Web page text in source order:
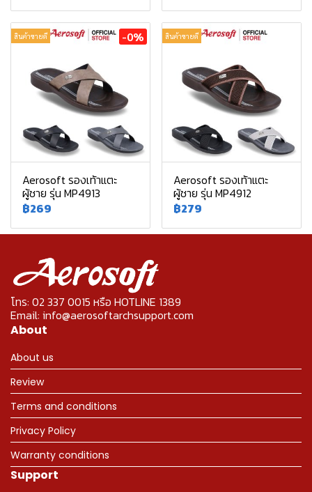
สินค้าขายดี -0%
Aerosoft รองเท้าแตะ
ผู้ชาย รุ่น MP4913
฿269
สินค้าขายดี
Aerosoft รองเท้าแตะ
ผู้ชาย รุ่น MP4912
฿279
โทร: 02 337 0015 หรือ HOTLINE 1389
Email: info@aerosoftarchsupport.com
About
About us
Review
Terms and conditions
Privacy Policy
Warranty conditions
Support